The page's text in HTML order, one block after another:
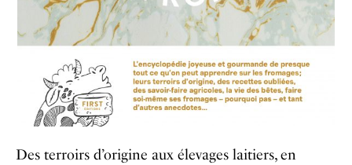
Des terroirs d’origine aux élevages laitiers, en